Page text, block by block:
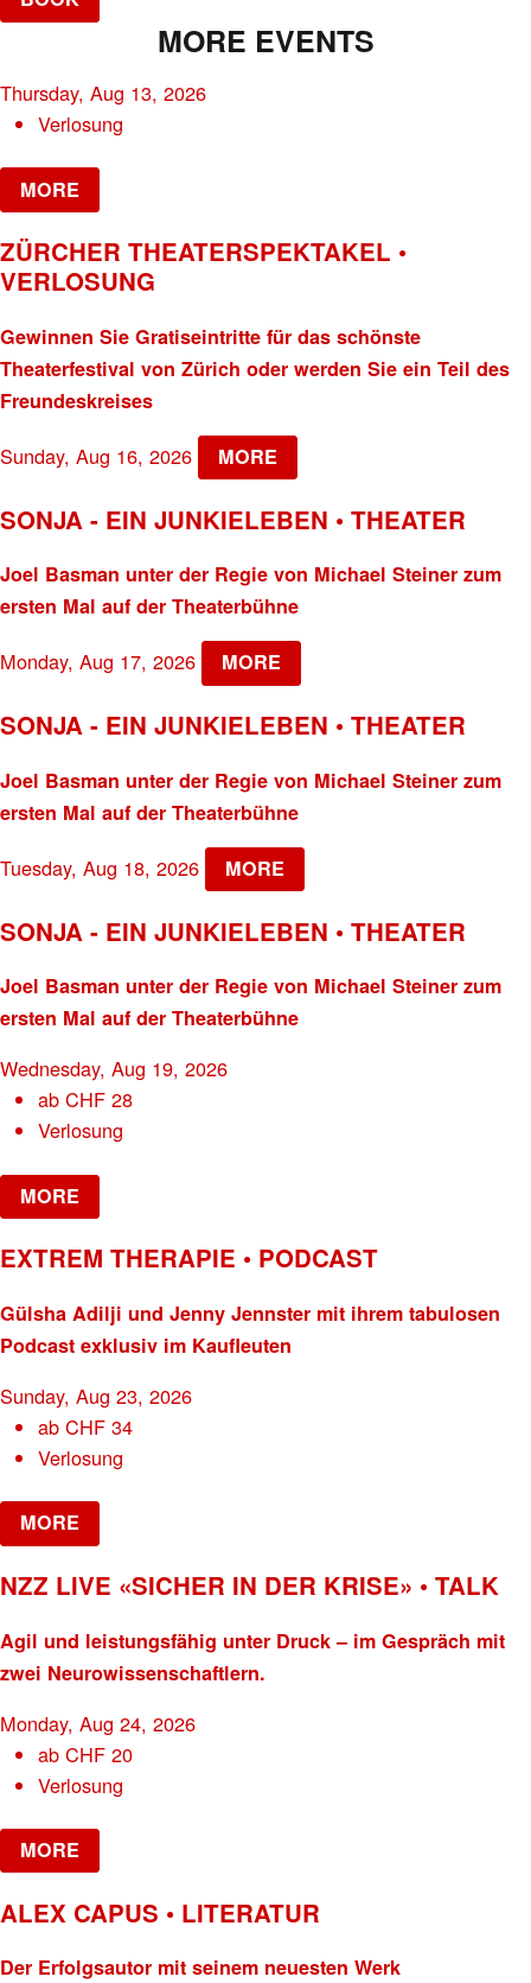
MORE EVENTS
Thursday, Aug 13, 2026
Verlosung
MORE
ZÜRCHER THEATERSPEKTAKEL •
VERLOSUNG
Gewinnen Sie Gratiseintritte für das schönste
Theaterfestival von Zürich oder werden Sie ein Teil des
Freundeskreises
Sunday, Aug 16, 2026 MORE
SONJA - EIN JUNKIELEBEN • THEATER
Joel Basman unter der Regie von Michael Steiner zum
ersten Mal auf der Theaterbühne
Monday, Aug 17, 2026 MORE
SONJA - EIN JUNKIELEBEN • THEATER
Joel Basman unter der Regie von Michael Steiner zum
ersten Mal auf der Theaterbühne
Tuesday, Aug 18, 2026 MORE
SONJA - EIN JUNKIELEBEN • THEATER
Joel Basman unter der Regie von Michael Steiner zum
ersten Mal auf der Theaterbühne
Wednesday, Aug 19, 2026
abCHF 28
Verlosung
MORE
EXTREM THERAPIE • PODCAST
Gülsha Adilji und Jenny Jennster mit ihrem tabulosen
Podcast exklusiv im Kaufleuten
Sunday, Aug 23, 2026
abCHF 34
Verlosung
MORE
NZZ LIVE «SICHER IN DER KRISE» • TALK
Agil und leistungsfähig unter Druck – im Gespräch mit
zwei Neurowissenschaftlern.
Monday, Aug 24, 2026
abCHF 20
Verlosung
MORE
ALEX CAPUS • LITERATUR
Der Erfolgsautor mit seinem neuesten Werk